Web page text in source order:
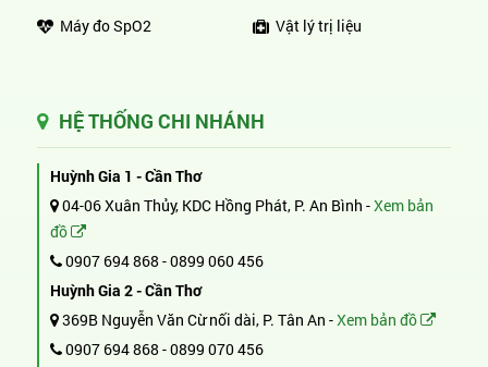
Máy đo SpO2
Vật lý trị liệu
HỆ THỐNG CHI NHÁNH
Huỳnh Gia 1 - Cần Thơ
04-06 Xuân Thủy, KDC Hồng Phát, P. An Bình -Xem bản
đồ
0907 694 868 -0899 060 456
Huỳnh Gia 2 - Cần Thơ
369B Nguyễn Văn Cừ nối dài, P. Tân An -Xem bản đồ
0907 694 868 -0899 070 456